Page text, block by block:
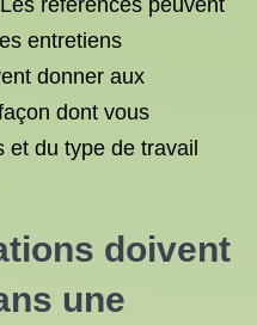
références peuvent
entretiens
donner aux
dont vous
du type de travail
doivent
une